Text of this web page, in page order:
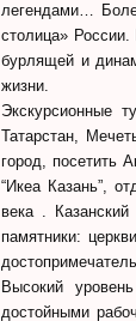
легендами…
столица» России.
бурлящей и
жизни.
Экскурсионные
Татарстан,
город, посетить
“Икеа Казань”,
века .
памятники:
Высокий
достойными